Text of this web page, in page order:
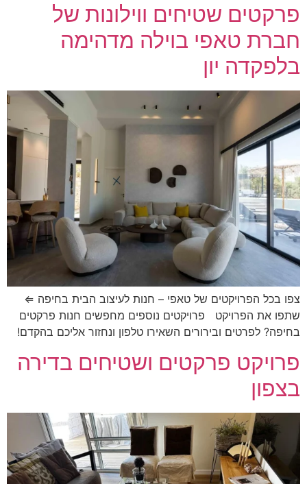
פרקטים שטיחים ווילונות של
חברת טאפי בוילה מדהימה
בלפקדה יון
צפו בכל הפרויקטים של טאפי – חנות לעיצוב הבית בחיפה ⇐
שתפו את הפרויקט פרויקטים נוספים מחפשים חנות פרקטים
בחיפה? לפרטים ובירורים השאירו טלפון ונחזור אליכם בהקדם!
פרויקט פרקטים ושטיחים בדירה
בצפון